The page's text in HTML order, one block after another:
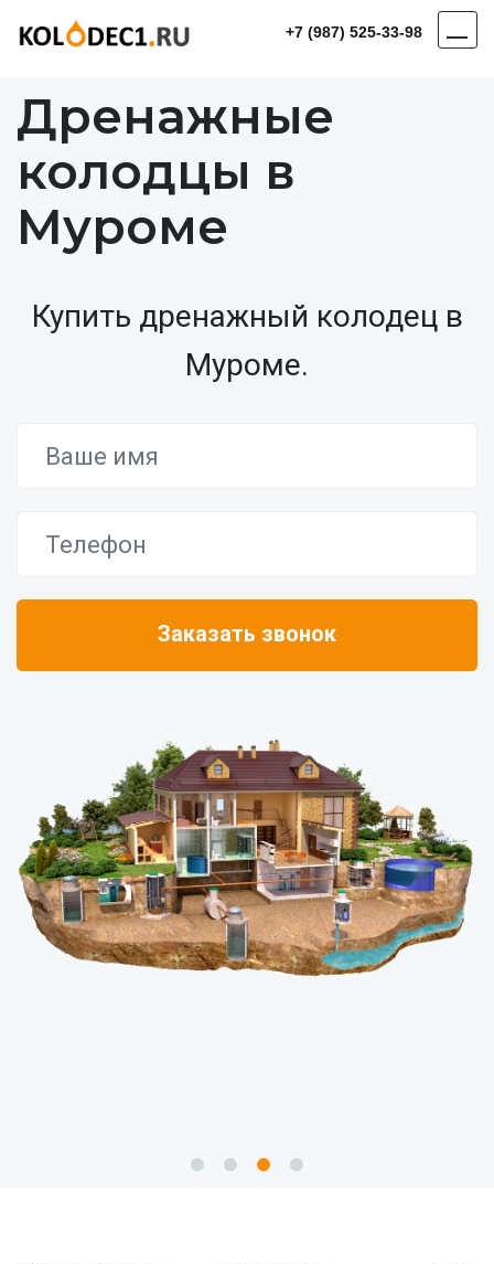
+7 (987) 525-33-98
Дренажные
колодцы в
Муроме
Купить дренажный колодец в
Муроме.